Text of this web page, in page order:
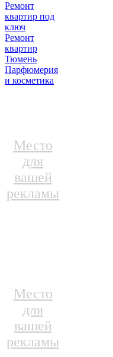
Ремонт
квартир под
ключ
Ремонт
квартир
Тюмень
Парфюмерия
и косметика
Место
для
вашей
рекламы
Место
для
вашей
рекламы